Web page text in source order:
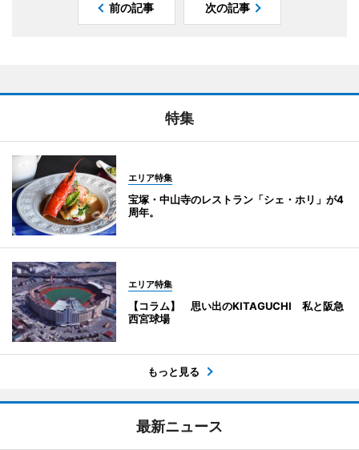
前の記事 次の記事
特集
エリア特集
宝塚・中山寺のレストラン「シェ・ホリ」が4
周年。
エリア特集
【コラム】 思い出のKITAGUCHI 私と阪急
西宮球場
もっと見る
最新ニュース